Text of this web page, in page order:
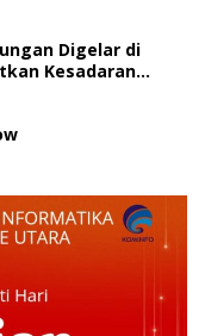
Digelar di
Kesadaran